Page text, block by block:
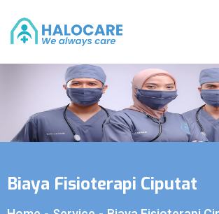
Biaya Fisioterapi Ciputat